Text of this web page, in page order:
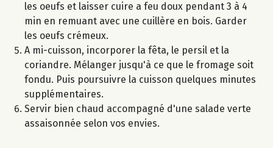
les oeufs et laisser cuire a feu doux pendant 3 à 4
min en remuant avec une cuillère en bois. Garder
les oeufs crémeux.
A mi-cuisson, incorporer la fêta, le persil et la
coriandre. Mélanger jusqu'à ce que le fromage soit
fondu. Puis poursuivre la cuisson quelques minutes
supplémentaires.
Servir bien chaud accompagné d'une salade verte
assaisonnée selon vos envies.